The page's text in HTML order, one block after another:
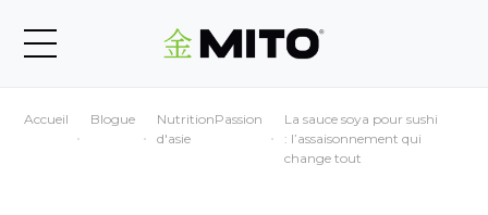
Accueil Blogue
NutritionPassion
d'asie
La sauce soya pour sushi
: l’assaisonnement qui
change tout